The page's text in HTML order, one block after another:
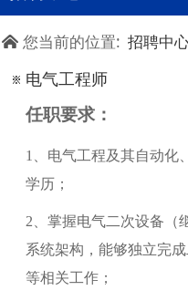
您当前的位置: 招聘中
电气工程师
任职要求：
1、电气工程及其自动化
学历；
2、掌握电气二次设备（
系统架构，能够独立完
等相关工作；